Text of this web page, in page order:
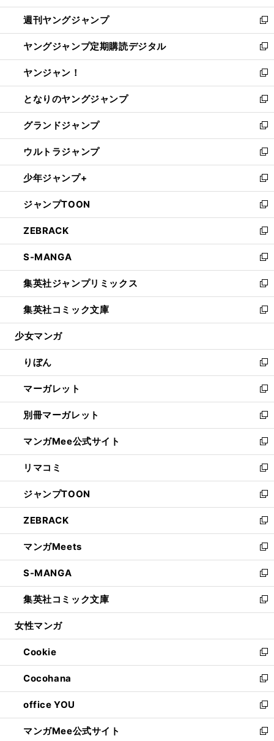
開
く
ウ
で
開
く
ン
ド
ウ
で
開
く
ウ
ィ
ン
ド
ウ
で
開
く
週刊ヤングジャンプ
新
し
い
ウ
ィ
ン
ド
ウ
で
開
く
ヤングジャンプ定期購読デジタル
新
し
い
ウ
ィ
ン
ド
ウ
で
開
く
ヤンジャン！
新
し
い
ウ
ィ
ン
ド
ウ
で
開
く
となりのヤングジャンプ
新
し
い
ウ
ィ
ン
ド
ウ
で
開
く
グランドジャンプ
新
し
い
ウ
ィ
ン
ド
ウ
で
開
く
ウルトラジャンプ
新
し
い
ウ
ィ
ン
ド
ウ
で
開
く
少年ジャンプ+
新
し
い
ウ
ィ
ン
ド
ウ
で
開
く
ジャンプTOON
新
し
い
ウ
ィ
ン
ド
ウ
で
開
ZEBRACK
新
し
い
ウ
ィ
ン
ド
ウ
開
く
S-MANGA
新
し
い
ウ
ィ
ン
ウ
で
開
く
集英社ジャンプリミックス
新
し
い
ウ
ン
ド
ウ
で
開
く
集英社コミック文庫
新
し
ウ
ィ
ン
ド
ウ
で
開
く
少女マンガ
りぼん
新
し
い
ウ
ィ
ン
ド
ウ
で
開
く
マーガレット
新
し
い
ウ
ィ
ン
ド
ウ
で
開
く
別冊マーガレット
新
し
い
ウ
ィ
ン
ド
ウ
で
開
く
マンガMee公式サイト
新
し
い
ウ
ィ
ン
ド
ウ
で
開
く
リマコミ
新
し
い
ウ
ィ
ン
ド
ウ
で
開
く
ジャンプTOON
新
し
い
ウ
ィ
ン
ド
ウ
で
開
ZEBRACK
新
し
い
ウ
ィ
ン
ド
ウ
開
く
マンガMeets
新
し
い
ウ
ィ
ン
ウ
で
開
く
S-MANGA
新
し
い
ウ
ン
ド
ウ
で
開
く
集英社コミック文庫
新
し
ウ
ィ
ン
ド
ウ
で
開
く
女性マンガ
Cookie
新
し
い
ウ
ィ
ン
ド
Cocohana
新
し
い
ウ
ィ
office YOU
新
し
い
マンガMee公式サイト 新